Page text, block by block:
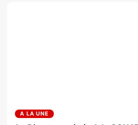
A LA UNE